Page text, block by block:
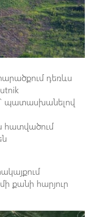
դեռևս
պատասխանելով
հատվածում
քանի հարյուր